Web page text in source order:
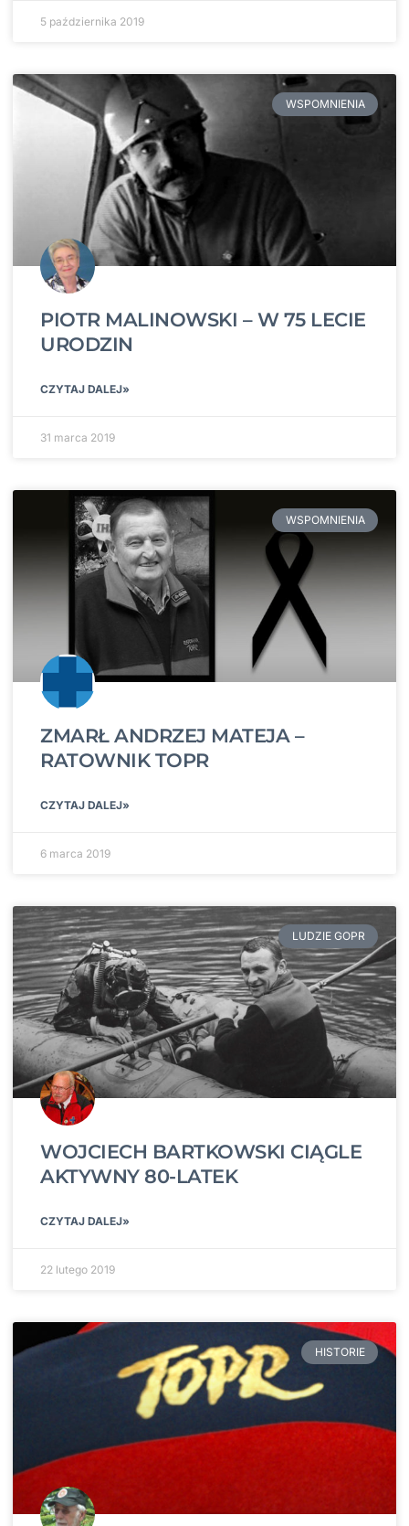
5 października 2019
WSPOMNIENIA
PIOTR MALINOWSKI – W 75 LECIE
URODZIN
CZYTAJ DALEJ»
31 marca 2019
WSPOMNIENIA
ZMARŁ ANDRZEJ MATEJA –
RATOWNIK TOPR
CZYTAJ DALEJ»
6 marca 2019
LUDZIE GOPR
WOJCIECH BARTKOWSKI CIĄGLE
AKTYWNY 80-LATEK
CZYTAJ DALEJ»
22 lutego 2019
HISTORIE